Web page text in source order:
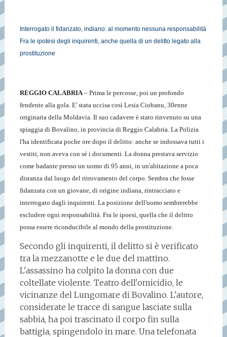
Interrogato il fidanzato, indiano: al momento nessuna responsabilità
Fra le ipotesi degli inquirenti, anche quella di un delitto legato alla
prostituzione
REGGIO CALABRIA– Prima le percosse, poi un profondo
fendente alla gola. E' stata uccisa così Lesia Ciobanu, 30enne
originaria della Moldavia. Il suo cadavere è stato rinvenuto su una
spiaggia di Bovalino, in provincia di Reggio Calabria. La Polizia
l'ha identificata poche ore dopo il delitto: anche se indossava tutti i
vestiti, non aveva con sé i documenti. La donna prestava servizio
come badante presso un uomo di 95 anni, in un'abitazione a poca
distanza dal luogo del ritrovamento del corpo. Sembra che fosse
fidanzata con un giovane, di origine indiana, rintracciato e
interrogato dagli inquirenti. La posizione dell'uomo sembrerebbe
escludere ogni responsabilità. Fra le ipoesi, quella che il delitto
possa essere riconducibile al mondo della prostituzione.
Secondo gli inquirenti, il delitto si è verificato
tra la mezzanotte e le due del mattino.
L'assassino ha colpito la donna con due
coltellate violente. Teatro dell'omicidio, le
vicinanze del Lungomare di Bovalino. L'autore,
considerate le tracce di sangue lasciate sulla
sabbia, ha poi trascinato il corpo fin sulla
battigia, spingendolo in mare. Una telefonata